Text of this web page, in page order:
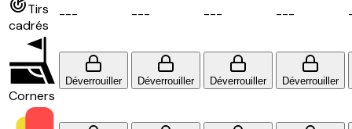
Tirs
cadrés
--- --- --- ---
Corners
Déverrouiller Déverrouiller Déverrouiller Déverrouiller